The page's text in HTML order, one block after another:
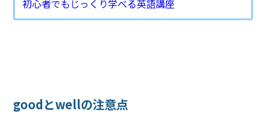
初心者でもじっくり学べる英語講座
goodとwellの注意点